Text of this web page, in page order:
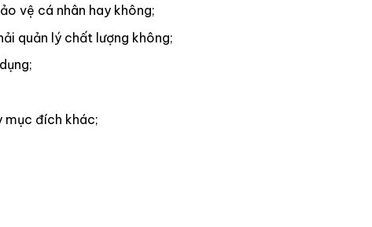
vệ cá nhân hay không;
quản lý chất lượng không;
mục đích khác;